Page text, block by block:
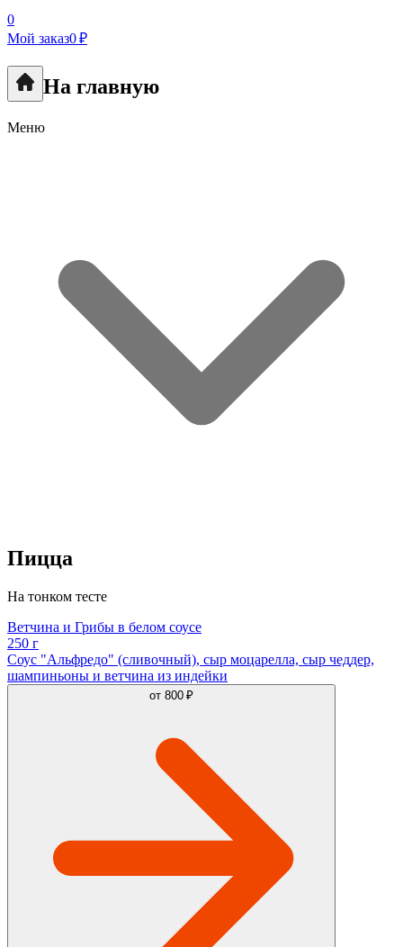
0
Мой заказ0 ₽
На главную
Меню
Пицца
На тонком тесте
Ветчина и Грибы в белом соусе
250 г
Соус "Альфредо" (сливочный), сыр моцарелла, сыр чеддер,
шампиньоны и ветчина из индейки
от 800 ₽